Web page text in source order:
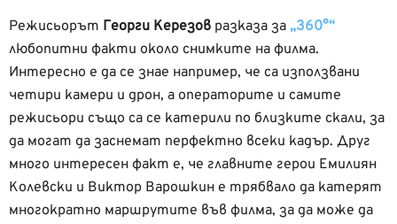
Режисьорът Георги Керезов разказа за „360°“
любопитни факти около снимките на филма.
Интересно е да се знае например, че са използвани
четири камери и дрон, а операторите и самите
режисьори също са се катерили по близките скали, за
да могат да заснемат перфектно всеки кадър. Друг
много интересен факт е, че главните герои Емилиян
Колевски и Виктор Варошкин е трябвало да катерят
многократно маршрутите във филма, за да може да